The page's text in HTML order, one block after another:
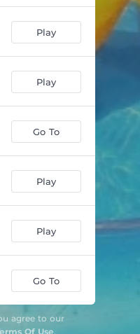
Play
Play
Go To
Play
Play
Go To
agree to our
Of Use.